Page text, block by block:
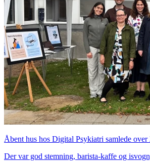
Åbent hus hos Digital Psykiatri samlede over
Der var god stemning, barista-kaffe og